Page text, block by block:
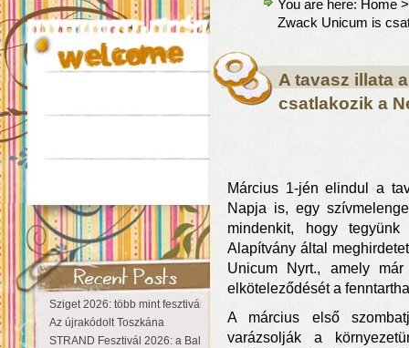
Sziget 2026: több mint fesztivál, egy városnyi élmény
Az újrakódolt Toszkána
STRAND Fesztivál 2026: a Balaton partján a nyár még tart!
You are here: Home
Zwack Unicum is
A tavasz illata
csatlakozik a
Március 1-jén elindul a
Napja is, egy
mindenkit, hogy
Alapítvány által
Unicum Nyrt., amely
elköteleződését a
A március első
varázsolják a